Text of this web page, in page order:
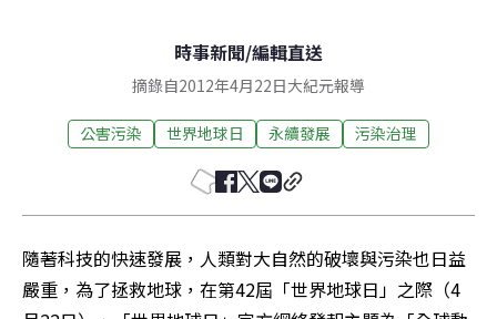
時事新聞/編輯直送
摘錄自2012年4月22日大紀元報導
公害污染 世界地球日 永續發展 污染治理
隨著科技的快速發展，人類對大自然的破壞與污染也日益
嚴重，為了拯救地球，在第42屆「世界地球日」之際（4